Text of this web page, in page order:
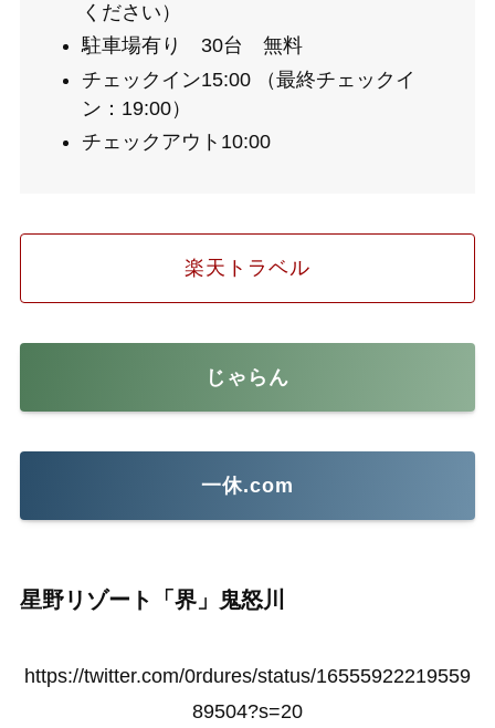
ください）
駐車場有り 30台 無料
チェックイン15:00 （最終チェックイ
ン：19:00）
チェックアウト10:00
楽天トラベル
じゃらん
一休.com
星野リゾート「界」鬼怒川
https://twitter.com/0rdures/status/16555922219559
89504?s=20